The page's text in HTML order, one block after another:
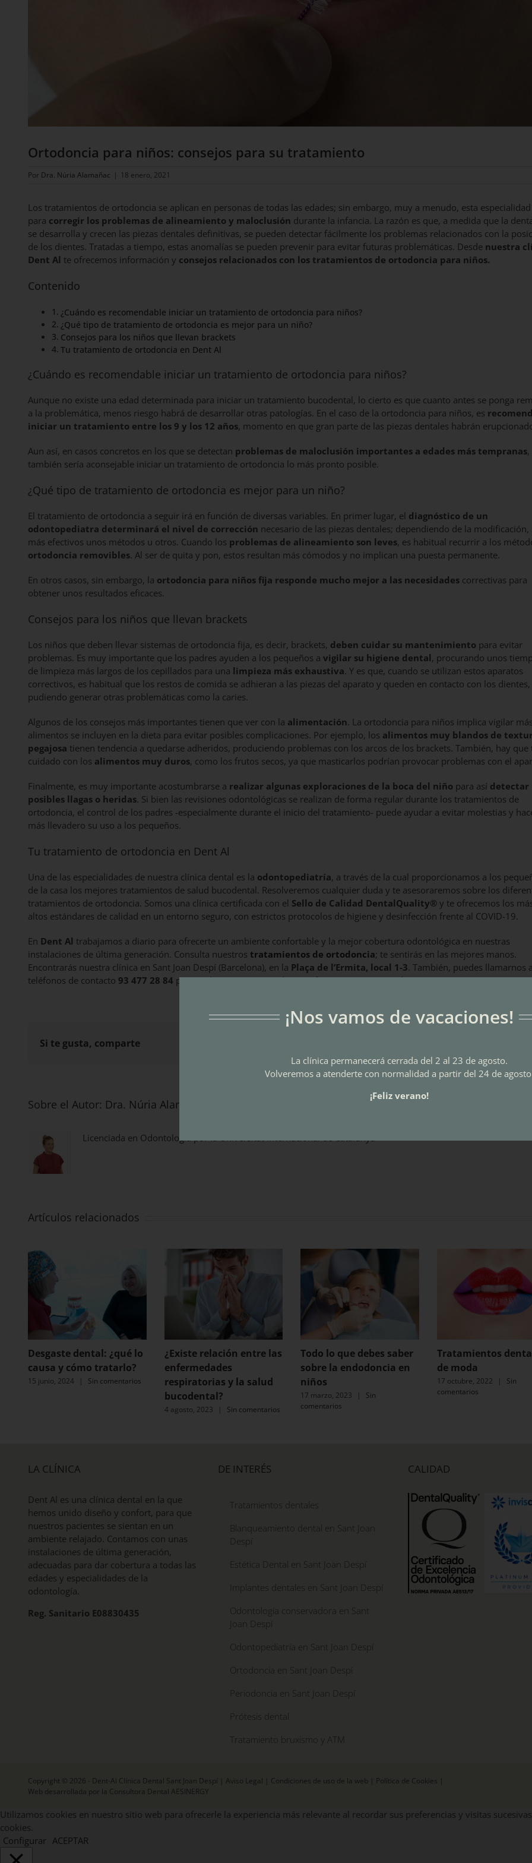
Ortodoncia para niños: consejos para su tratamiento
Por Dra. Núria Alamañac | 18 enero, 2021
Los tratamientos de ortodoncia se aplican en personas de todas las edades; sin embargo, muy a menudo, esta
para corregir los problemas de alineamiento y maloclusión durante la infancia. La razón es que, a medida que la
se desarrolla y crecen las piezas dentales definitivas, se pueden detectar fácilmente los problemas relacionados con la
de los dientes. Tratadas a tiempo, estas anomalías se pueden prevenir para evitar futuras problemáticas. Desde nuestra
Dent Al te ofrecemos información y consejos relacionados con los tratamientos de ortodoncia para niños.
Contenido
¿Cuándo es recomendable iniciar un tratamiento de ortodoncia para niños?
¿Qué tipo de tratamiento de ortodoncia es mejor para un niño?
Consejos para los niños que llevan brackets
Tu tratamiento de ortodoncia en Dent Al
¿Cuándo es recomendable iniciar un tratamiento de ortodoncia para niños?
Aunque no existe una edad determinada para iniciar un tratamiento bucodental, lo cierto es que cuanto antes se ponga
a la problemática, menos riesgo habrá de desarrollar otras patologías. En el caso de la ortodoncia para niños, es
iniciar un tratamiento entre los 9 y los 12 años, momento en que gran parte de las piezas dentales habrán
Aun así, en casos concretos en los que se detectan problemas de maloclusión importantes a edades más tempranas,
también sería aconsejable iniciar un tratamiento de ortodoncia lo más pronto posible.
¿Qué tipo de tratamiento de ortodoncia es mejor para un niño?
El tratamiento de ortodoncia a seguir irá en función de diversas variables. En primer lugar, el diagnóstico de un
odontopediatra determinará el nivel de corrección necesario de las piezas dentales; dependiendo de la modificación,
más efectivos unos métodos u otros. Cuando los problemas de alineamiento son leves, es habitual recurrir a los
ortodoncia removibles. Al ser de quita y pon, estos resultan más cómodos y no implican una puesta permanente.
En otros casos, sin embargo, la ortodoncia para niños fija responde mucho mejor a las necesidades correctivas para
obtener unos resultados eficaces.
Consejos para los niños que llevan brackets
Los niños que deben llevar sistemas de ortodoncia fija, es decir, brackets, deben cuidar su mantenimiento para evitar
problemas. Es muy importante que los padres ayuden a los pequeños a vigilar su higiene dental, procurando unos
de limpieza más largos de los cepillados para una limpieza más exhaustiva. Y es que, cuando se utilizan estos aparatos
correctivos, es habitual que los restos de comida se adhieran a las piezas del aparato y queden en contacto con los dientes,
pudiendo generar otras problemáticas como la caries.
Algunos de los consejos más importantes tienen que ver con la alimentación. La ortodoncia para niños implica vigilar
alimentos se incluyen en la dieta para evitar posibles complicaciones. Por ejemplo, los alimentos muy blandos de
pegajosa tienen tendencia a quedarse adheridos, produciendo problemas con los arcos de los brackets. También, hay que
cuidado con los alimentos muy duros, como los frutos secos, ya que masticarlos podrían provocar problemas con el
Finalmente, es muy importante acostumbrarse a realizar algunas exploraciones de la boca del niño para así detectar
posibles llagas o heridas. Si bien las revisiones odontológicas se realizan de forma regular durante los tratamientos de
ortodoncia, el control de los padres -especialmente durante el inicio del tratamiento- puede ayudar a evitar molestias y
más llevadero su uso a los pequeños.
Tu tratamiento de ortodoncia en Dent Al
Una de las especialidades de nuestra clínica dental es la odontopediatría, a través de la cual proporcionamos a los
de la casa los mejores tratamientos de salud bucodental. Resolveremos cualquier duda y te asesoraremos sobre los
tratamientos de ortodoncia. Somos una clínica certificada con el Sello de Calidad DentalQuality® y te ofrecemos los
altos estándares de calidad en un entorno seguro, con estrictos protocolos de higiene y desinfección frente al COVID-19.
En Dent Al trabajamos a diario para ofrecerte un ambiente confortable y la mejor cobertura odontológica en nuestras
instalaciones de última generación. Consulta nuestros tratamientos de ortodoncia; te sentirás en las mejores manos.
Encontrarás nuestra clínica en Sant Joan Despí (Barcelona), en la Plaça de l’Ermita, local 1-3. También, puedes llamarnos
teléfonos de contacto 93 477 28 84 para pedir cita previa o solicitar información eneste enlace.
Si te gusta, comparte
Sobre el Autor: Dra. Núria Alamañac
Licenciada en Odontología por la Universitat Internacional de Catalunya
Artículos relacionados
Desgaste dental: ¿qué lo
causa y cómo tratarlo?
15 junio, 2024 | Sin comentarios
¿Existe relación entre las
enfermedades
respiratorias y la salud
bucodental?
4 agosto, 2023 | Sin comentarios
Todo lo que debes saber
sobre la endodoncia en
niños
17 marzo, 2023 |
Sin
comentarios
Tratamientos
de moda
17 octubre, 2022 |
Sin
comentarios
LA CLÍNICA
Dent Al es una clínica dental en la que
hemos unido diseño y confort, para que
nuestros pacientes se sientan en un
ambiente relajado. Contamos con unas
instalaciones de última generación,
adecuadas para dar cobertura a todas las
edades y especialidades de la
odontología.
Reg. Sanitario E08830435
DE INTERÉS
Tratamientos dentales
Blanqueamiento dental en Sant Joan
Despí
Estética Dental en Sant Joan Despí
Implantes dentales en Sant Joan Despí
Odontología conservadora en Sant
Joan Despí
Odontopediatría en Sant Joan Despí
Ortodoncia en Sant Joan Despí
Periodoncia en Sant Joan Despí
Prótesis dental
Tratamiento bruxismo y ATM
CALIDAD
Copyright © 2026 - Dent-Al Clínica Dental Sant Joan Despí | Aviso Legal Condiciones de uso de la web Política de Cookies
Web desarrollada por la Consultora Dental AESINERGY
¡Nos vamos de vacaciones!
La clínica permanecerá cerrada del 2 al 23 de agosto.
Volveremos a atenderte con normalidad a partir del 24 de
¡Feliz verano!
Utilizamos cookies en nuestro sitio web para ofrecerle la experiencia más relevante al recordar sus preferencias y visitas
cookies.
Configurar ACEPTAR